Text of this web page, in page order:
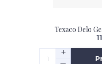
Texaco Delo